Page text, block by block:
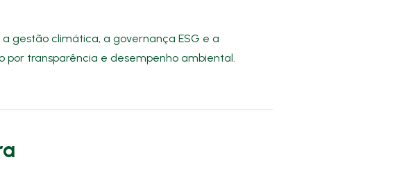
gestão climática, a governança ESG e a
transparência e desempenho ambiental.